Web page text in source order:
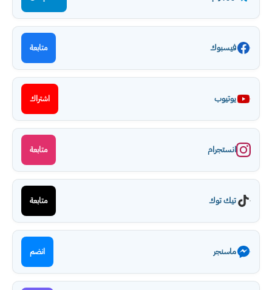
فيسبوك متابعة
يوتيوب اشتراك
انستجرام متابعة
تيك توك متابعة
ماسنجر انضم